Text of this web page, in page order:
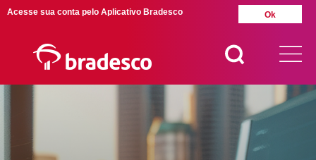
MAIS BUSCADOS
Acesse sua conta pelo Aplicativo Bradesco Ok